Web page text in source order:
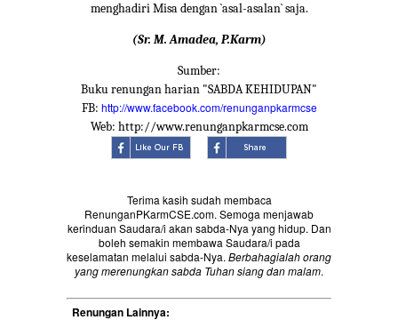
menghadiri Misa dengan `asal-asalan` saja.
(Sr. M. Amadea, P.Karm)
Sumber:
Buku renungan harian "SABDA KEHIDUPAN"
FB: http://www.facebook.com/renunganpkarmcse
Web: http://www.renunganpkarmcse.com
Terima kasih sudah membaca
RenunganPKarmCSE.com. Semoga menjawab
kerinduan Saudara/i akan sabda-Nya yang hidup. Dan
boleh semakin membawa Saudara/i pada
keselamatan melalui sabda-Nya. Berbahagialah orang
yang merenungkan sabda Tuhan siang dan malam.
Renungan Lainnya: